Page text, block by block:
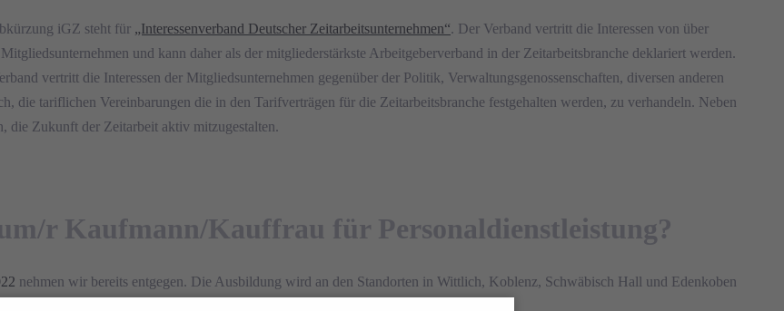
iGZ steht für „Interessenverband Deutscher Zeitarbeitsunternehmen“. Der Verband vertritt die Interessen von über
und kann daher als der mitgliederstärkste Arbeitgeberverband in der Zeitarbeitsbranche deklariert werden.
vertritt die Interessen der Mitgliedsunternehmen gegenüber der Politik, Verwaltungsgenossenschaften, diversen anderen
die tariflichen Vereinbarungen die in den Tarifverträgen für die Zeitarbeitsbranche festgehalten werden, zu verhandeln. Neben
die Zukunft der Zeitarbeit aktiv mitzugestalten.
r Kaufmann/Kauffrau für Personaldienstleistung?
nehmen wir bereits entgegen. Die Ausbildung wird an den Standorten in Wittlich, Koblenz, Schwäbisch Hall und Edenkoben